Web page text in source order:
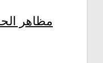
مظاهر